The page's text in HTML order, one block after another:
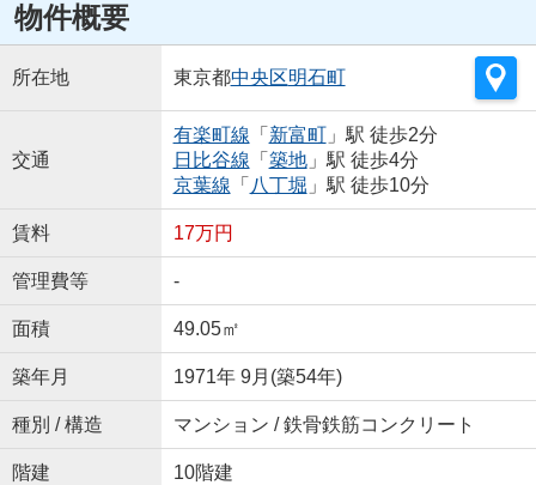
物件概要
所在地 東京都中央区明石町
交通
有楽町線 「 新富町」駅 徒歩2分
日比谷線 「 築地」駅 徒歩4分
京葉線 「 八丁堀 」駅 徒歩10分
賃料 17万円
管理費等 -
面積 49.05㎡
築年月 1971年 9月(築54年)
種別 / 構造 マンション / 鉄骨鉄筋コンクリート
階建 10階建